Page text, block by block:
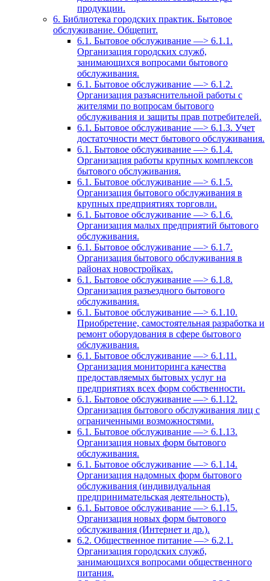
продукции.
6. Библиотека городских практик. Бытовое
обслуживание. Общепит.
6.1. Бытовое обслуживание —> 6.1.1.
Организация городских служб,
занимающихся вопросами бытового
обслуживания.
6.1. Бытовое обслуживание —> 6.1.2.
Организация разъяснительной работы с
жителями по вопросам бытового
обслуживания и защиты прав потребителей.
6.1. Бытовое обслуживание —> 6.1.3. Учет
достаточности мест бытового обслуживания.
6.1. Бытовое обслуживание —> 6.1.4.
Организация работы крупных комплексов
бытового обслуживания.
6.1. Бытовое обслуживание —> 6.1.5.
Организация бытового обслуживания в
крупных предприятиях торговли.
6.1. Бытовое обслуживание —> 6.1.6.
Организация малых предприятий бытового
обслуживания.
6.1. Бытовое обслуживание —> 6.1.7.
Организация бытового обслуживания в
районах новостройках.
6.1. Бытовое обслуживание —> 6.1.8.
Организация разъездного бытового
обслуживания.
6.1. Бытовое обслуживание —> 6.1.10.
Приобретение, самостоятельная разработка и
ремонт оборудования в сфере бытового
обслуживания.
6.1. Бытовое обслуживание —> 6.1.11.
Организация мониторинга качества
предоставляемых бытовых услуг на
предприятиях всех форм собственности.
6.1. Бытовое обслуживание —> 6.1.12.
Организация бытового обслуживания лиц с
ограниченными возможностями.
6.1. Бытовое обслуживание —> 6.1.13.
Организация новых форм бытового
обслуживания.
6.1. Бытовое обслуживание —> 6.1.14.
Организация надомных форм бытового
обслуживания (индивидуальная
предпринимательская деятельность).
6.1. Бытовое обслуживание —> 6.1.15.
Организация новых форм бытового
обслуживания (Интернет и др.).
6.2. Общественное питание —> 6.2.1.
Организация городских служб,
занимающихся вопросами общественного
питания.